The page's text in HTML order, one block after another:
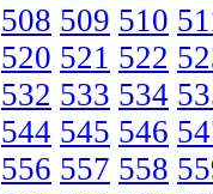
508 509 510
520 521 522
532 533 534
544 545 546
556 557 558